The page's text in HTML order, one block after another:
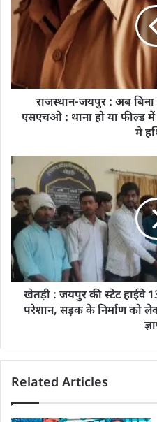
राजस्थान-जयपुर : अब
एसएचओ : थाना हो या फील्ड
मे
खेतड़ी : जयपुर की स्टेट हाईवे
परेशान, सड़क के निर्माण को
Related Articles